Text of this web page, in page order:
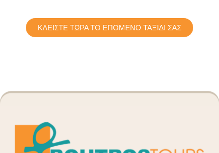
ΚΛΕΙΣΤΕ ΤΩΡΑ ΤΟ ΕΠΟΜΕΝΟ ΤΑΞΙΔΙ ΣΑΣ